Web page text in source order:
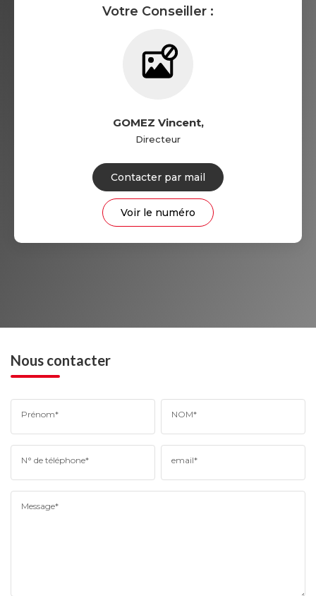
Votre Conseiller :
GOMEZ Vincent,
Directeur
Contacter par mail
Voir le numéro
Nous contacter
Prénom* NOM*
N° de téléphone* email*
Message*